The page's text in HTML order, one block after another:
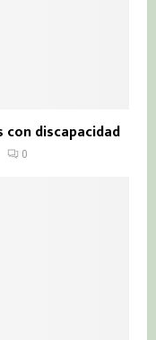
con discapacidad
0